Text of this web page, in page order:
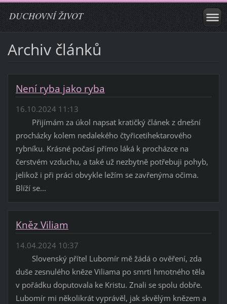
DUCHOVNÍ ŽIVOT
Archiv článků
Není ryba jako ryba
16.10.2024 11:13
Přijímám za úkol napsat kratičký článek z dnešní
procházky kolem nedalekého čtyřicetihektarového
rybníku. Krásné počasí přímo láká k procházce na
čerstvém vzduchu, a také už nezbytně potřebuji pohyb,
jelikož i při práci obvykle ležím se zavřenýma očima.
Blíží se...
Kněz Viliam
14.04.2024 10:37
Slovenský přítel Lubomír mě žádá o ověření, zda
duše zesnulého kněze Viliama po smrti hmotného těla
v pořádku doputovala ke Kristu. Znali se spolu dobře.
Lubomír mi několikrát vyprávěl, jak skvělým knězem a